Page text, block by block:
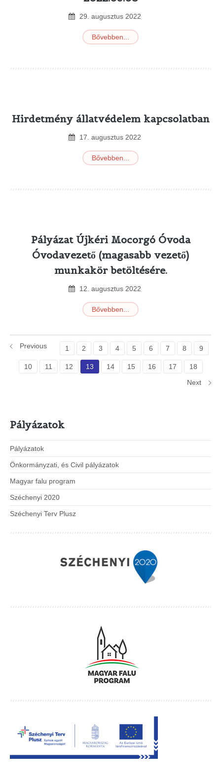
29 augusztus 2022
Bővebben...
Hirdetmény állatvédelem kapcsolatban
17 augusztus 2022
Bővebben...
Pályázat Újkéri Mocorgó Óvoda
Óvodavezető (magasabb vezető)
munkakör betöltésére.
12 augusztus 2022
Bővebben...
Previous 1 2 3 4 5 6 7 8 9
10 11 12 13 14 15 16 17
18
Next
Pályázatok
Pályázatok
Önkormányzati, és Civil pályázatok
Magyar falu program
Széchenyi 2020
Széchenyi Terv Plusz